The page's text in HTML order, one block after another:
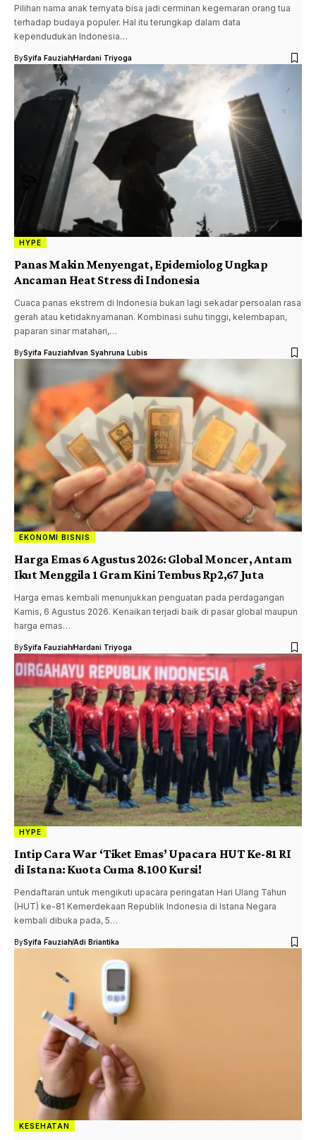
Pilihan nama anak ternyata bisa jadi cerminan kegemaran orang tua
terhadap budaya populer. Hal itu terungkap dalam data
kependudukan Indonesia…
BySyifa FauziahHardani Triyoga
HYPE
Panas Makin Menyengat, Epidemiolog Ungkap
Ancaman Heat Stress di Indonesia
Cuaca panas ekstrem di Indonesia bukan lagi sekadar persoalan rasa
gerah atau ketidaknyamanan. Kombinasi suhu tinggi, kelembapan,
paparan sinar matahari,…
BySyifa FauziahIvan Syahruna Lubis
EKONOMI BISNIS
Harga Emas 6 Agustus 2026: Global Moncer, Antam
Ikut Menggila 1 Gram Kini Tembus Rp2,67 Juta
Harga emas kembali menunjukkan penguatan pada perdagangan
Kamis, 6 Agustus 2026. Kenaikan terjadi baik di pasar global maupun
harga emas…
BySyifa FauziahHardani Triyoga
HYPE
Intip Cara War ‘Tiket Emas’ Upacara HUT Ke-81 RI
di Istana: Kuota Cuma 8.100 Kursi!
Pendaftaran untuk mengikuti upacara peringatan Hari Ulang Tahun
(HUT) ke-81 Kemerdekaan Republik Indonesia di Istana Negara
kembali dibuka pada, 5…
BySyifa FauziahAdi Briantika
KESEHATAN